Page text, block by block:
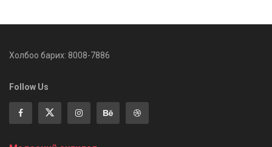
Холбоо барих: 8008-7886
Follow Us